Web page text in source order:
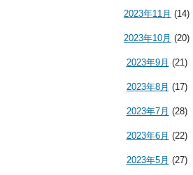
2023年11月 (14)
2023年10月 (20)
2023年9月 (21)
2023年8月 (17)
2023年7月 (28)
2023年6月 (22)
2023年5月 (27)